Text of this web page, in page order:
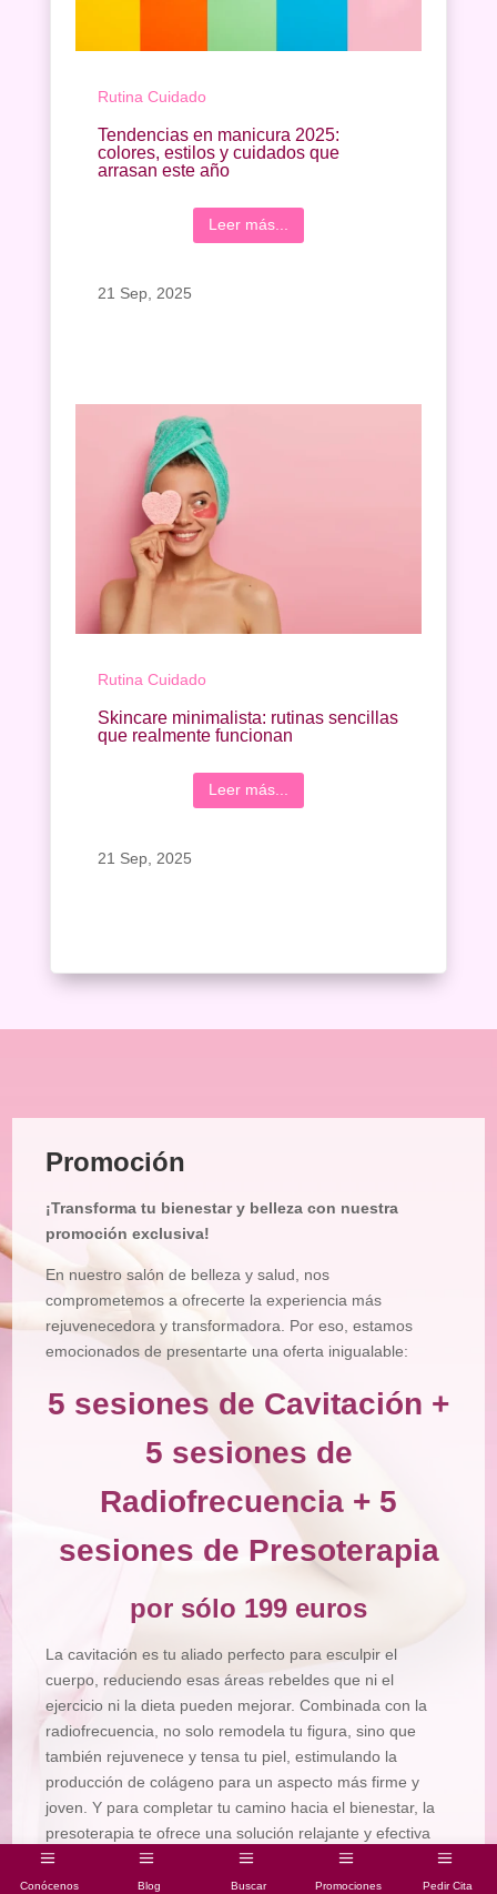
Conócenos Blog Buscar Promociones Pedir Cita
Rutina Cuidado
Tendencias en manicura 2025:
colores, estilos y cuidados que
arrasan este año
Leer más...
21 Sep, 2025
Rutina Cuidado
Skincare minimalista: rutinas sencillas
que realmente funcionan
Leer más...
21 Sep, 2025
Promoción
¡Transforma tu bienestar y belleza con nuestra
promoción exclusiva!
En nuestro salón de belleza y salud, nos
comprometemos a ofrecerte la experiencia más
rejuvenecedora y transformadora. Por eso, estamos
emocionados de presentarte una oferta inigualable:
5 sesiones de Cavitación +
5 sesiones de
Radiofrecuencia + 5
sesiones de Presoterapia
por sólo 199 euros
La cavitación es tu aliado perfecto para esculpir el
cuerpo, reduciendo esas áreas rebeldes que ni el
ejercicio ni la dieta pueden mejorar. Combinada con la
radiofrecuencia, no solo remodela tu figura, sino que
también rejuvenece y tensa tu piel, estimulando la
producción de colágeno para un aspecto más firme y
joven. Y para completar tu camino hacia el bienestar, la
presoterapia te ofrece una solución relajante y efectiva
para mejorar la circulación, reducir la retención de
líquidos y aliviar la sensación de piernas cansadas.